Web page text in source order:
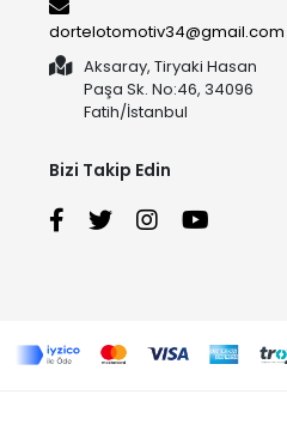
dortelotomotiv34@gmail.com
Aksaray, Tiryaki Hasan
Paşa Sk. No:46, 34096
Fatih/İstanbul
Bizi Takip Edin